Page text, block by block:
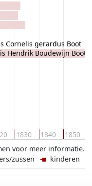
1830 1840 1850
Cornelis gerardus Boot
Hendrik Boudewijn Boot
voor meer informatie.
zussen kinderen